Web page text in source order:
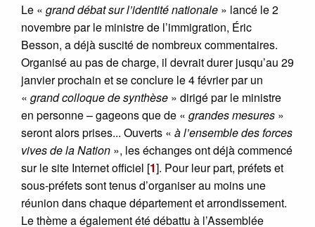
Le « grand débat sur l’identité nationale » lancé le 2
novembre par le ministre de l’immigration, Éric
Besson, a déjà suscité de nombreux commentaires.
Organisé au pas de charge, il devrait durer jusqu’au 29
janvier prochain et se conclure le 4 février par un
« grand colloque de synthèse » dirigé par le ministre
en personne – gageons que de « grandes mesures »
seront alors prises... Ouverts « à l’ensemble des forces
vives de la Nation », les échanges ont déjà commencé
sur le site Internet officiel [1]. Pour leur part, préfets et
sous-préfets sont tenus d’organiser au moins une
réunion dans chaque département et arrondissement.
Le thème a également été débattu à l’Assemblée